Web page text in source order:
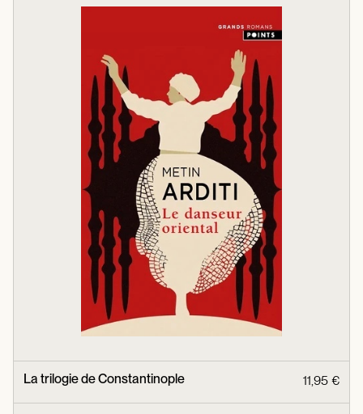
La trilogie de Constantinople 11,95 €